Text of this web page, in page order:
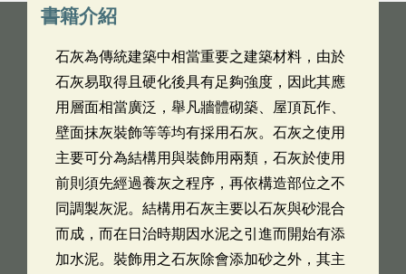
書籍介紹
石灰為傳統建築中相當重要之建築材料，由於
石灰易取得且硬化後具有足夠強度，因此其應
用層面相當廣泛，舉凡牆體砌築、屋頂瓦作、
壁面抹灰裝飾等等均有採用石灰。石灰之使用
主要可分為結構用與裝飾用兩類，石灰於使用
前則須先經過養灰之程序，再依構造部位之不
同調製灰泥。結構用石灰主要以石灰與砂混合
而成，而在日治時期因水泥之引進而開始有添
加水泥。裝飾用之石灰除會添加砂之外，其主